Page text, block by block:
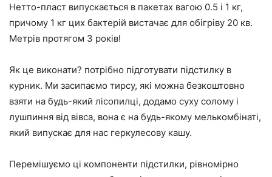
Нетто-пласт випускається в пакетах вагою 0.5 і 1 кг,
причому 1 кг цих бактерій вистачає для обігріву 20 кв.
Метрів протягом 3 років!
Як це виконати? потрібно підготувати підстилку в
курник. Ми засипаємо тирсу, які можна безкоштовно
взяти на будь-який лісопилці, додамо суху солому і
лушпиння від вівса, вона є на будь-якому мелькомбінаті,
який випускає для нас геркулесову кашу.
Перемішуємо ці компоненти підстилки, рівномірно